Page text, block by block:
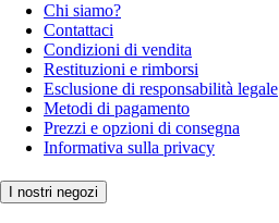
Chi siamo?
Contattaci
Condizioni di vendita
Restituzioni e rimborsi
Esclusione di responsabilità legale
Metodi di pagamento
Prezzi e opzioni di consegna
Informativa sulla privacy
I nostri negozi